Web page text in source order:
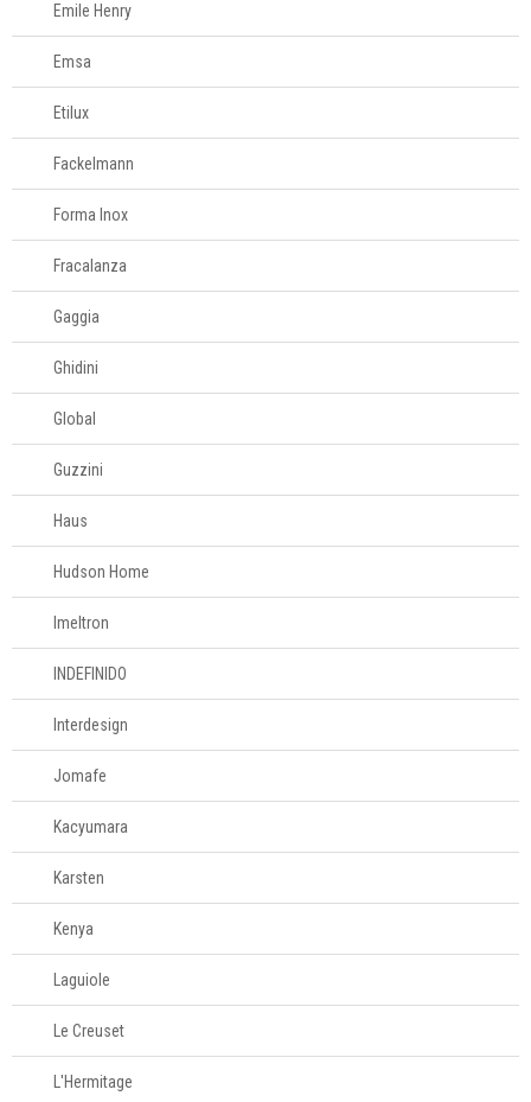
Emile Henry
Emsa
Etilux
Fackelmann
Forma Inox
Fracalanza
Gaggia
Ghidini
Global
Guzzini
Haus
Hudson Home
Imeltron
INDEFINIDO
Interdesign
Jomafe
Kacyumara
Karsten
Kenya
Laguiole
Le Creuset
L'Hermitage